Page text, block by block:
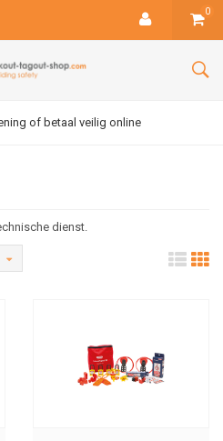
0
of betaal veilig online
dienst.